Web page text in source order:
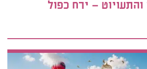
והתעויוט – ירח כפול